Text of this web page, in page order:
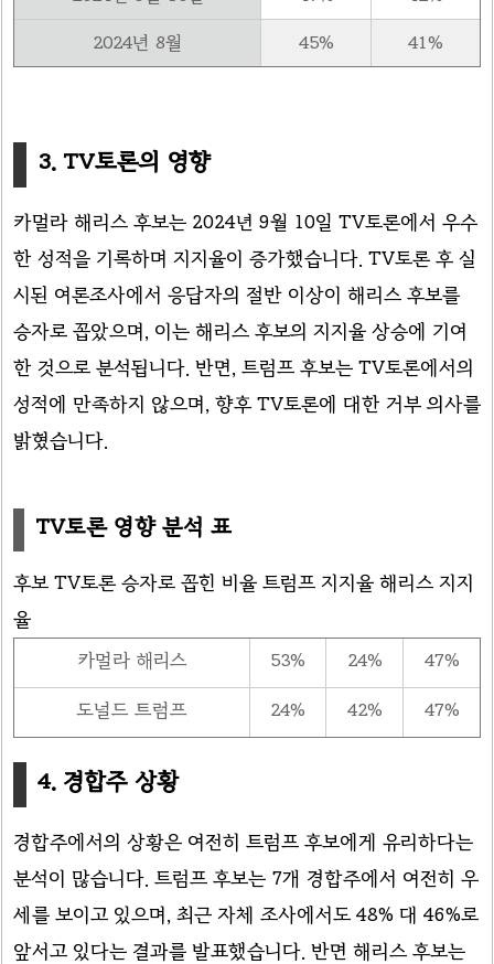
2024년 8월 45% 41%
3. TV토론의 영향
카멀라 해리스 후보는 2024년 9월 10일 TV토론에서 우수
한 성적을 기록하며 지지율이 증가했습니다. TV토론 후 실
시된 여론조사에서 응답자의 절반 이상이 해리스 후보를
승자로 꼽았으며, 이는 해리스 후보의 지지율 상승에 기여
한 것으로 분석됩니다. 반면, 트럼프 후보는 TV토론에서의
성적에 만족하지 않으며, 향후 TV토론에 대한 거부 의사를
밝혔습니다.
TV토론 영향 분석 표
후보 TV토론 승자로 꼽힌 비율 트럼프 지지율 해리스 지지
율
카멀라 해리스
53% 24% 47%
도널드 트럼프 24% 42% 47%
4. 경합주 상황
경합주에서의 상황은 여전히 트럼프 후보에게 유리하다는
분석이 많습니다. 트럼프 후보는 7개 경합주에서 여전히 우
세를 보이고 있으며, 최근 자체 조사에서도 48% 대 46%로
앞서고 있다는 결과를 발표했습니다. 반면 해리스 후보는